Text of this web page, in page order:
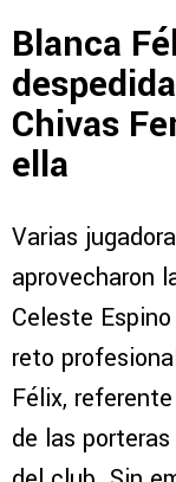
Blanca
Chivas
ella
Varias
aprovecharon
Celeste
reto
Félix,
de las